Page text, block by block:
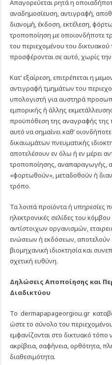
Απαγορεύεται ρητά η
αναδημοσίευση, αντιγραφή,
διανομή, έκδοση, εκτέλεση,
τροποποίηση με οποιονδήποτε
του περιεχομένου του
προσφέρονται σε αυτό, χωρίς
Κατ’ εξαίρεση, επιτρέπεται η
αντιγραφή τμημάτων του
υπολογιστή για αυστηρά
εμπορικής ή άλλης
προϋπόθεση της αναγραφής της
αυτό να σημαίνει καθ’
δικαιωμάτων πνευματικής
αποτελέσουν εν όλω ή εν μέρει
τροποποίησης, αναπαραγωγής,
«φορτωθούν», μεταδοθούν ή
τρόπο.
Τα λοιπά προϊόντα ή υπηρεσίες
ηλεκτρονικές σελίδες του
αντίστοιχων οργανισμών,
ενώσεων ή εκδόσεων, αποτελούν
βιομηχανική ιδιοκτησία και
σχετική ευθύνη.
Δηλώσεις Αποποίησης και
Διαδικτύου
Το dermapapageorgiou.gr
ώστε το σύνολο του
εμφανίζονται στο δικτυακό
ακρίβεια, σαφήνεια, ορθότητα,
διαθεσιμότητα.